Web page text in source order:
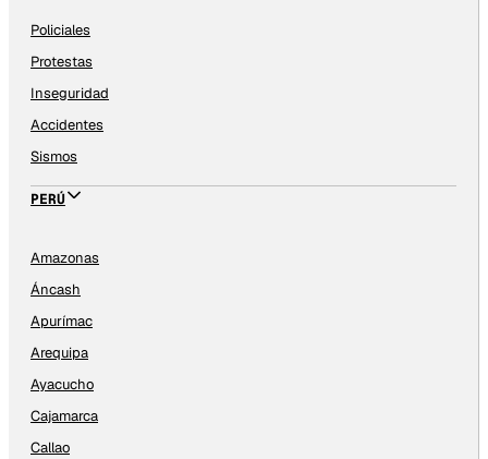
Policiales
Protestas
Inseguridad
Accidentes
Sismos
PERÚ
Amazonas
Áncash
Apurímac
Arequipa
Ayacucho
Cajamarca
Callao